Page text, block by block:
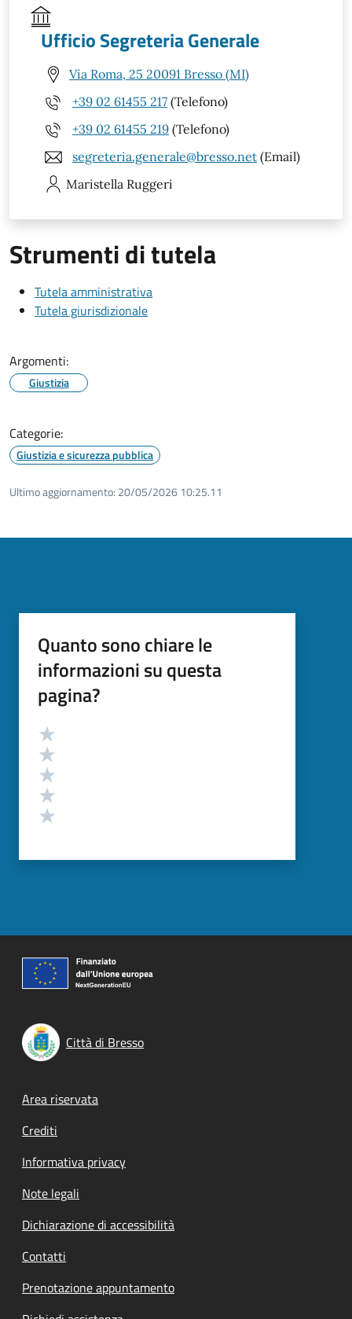
Ufficio Segreteria Generale
Via Roma, 25 20091 Bresso (MI)
+39 02 61455 217 (Telefono)
+39 02 61455 219 (Telefono)
segreteria.generale@bresso.net (Email)
Maristella Ruggeri
Strumenti di tutela
Tutela amministrativa
Tutela giurisdizionale
Argomenti:
Giustizia
Categorie:
Giustizia e sicurezza pubblica
Ultimo aggiornamento: 20/05/2026 10:25.11
Quanto sono chiare le
informazioni su questa
pagina?
Valutazione
Città di Bresso
Footer menu
Area riservata
Crediti
Informativa privacy
Note legali
Dichiarazione di accessibilità
Contatti
Prenotazione appuntamento